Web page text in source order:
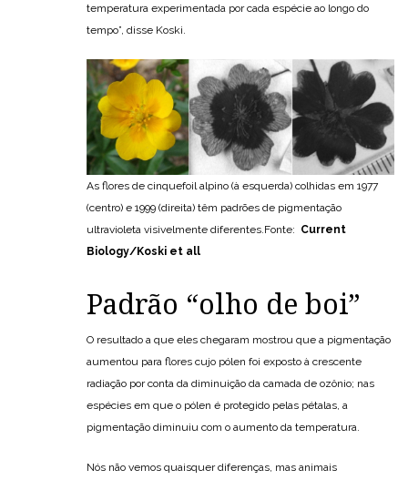
temperatura experimentada por cada espécie ao longo do
tempo”, disse Koski.
As flores de cinquefoil alpino (à esquerda) colhidas em 1977
(centro) e 1999 (direita) têm padrões de pigmentação
ultravioleta visivelmente diferentes.Fonte: Current
Biology/Koski et all
Padrão “olho de boi”
O resultado a que eles chegaram mostrou que a pigmentação
aumentou para flores cujo pólen foi exposto à crescente
radiação por conta da diminuição da camada de ozônio; nas
espécies em que o pólen é protegido pelas pétalas, a
pigmentação diminuiu com o aumento da temperatura.
Nós não vemos quaisquer diferenças, mas animais